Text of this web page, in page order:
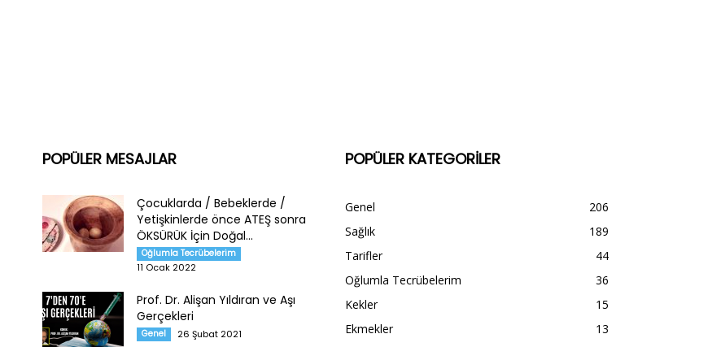
POPÜLER MESAJLAR
Çocuklarda / Bebeklerde /
Yetişkinlerde önce ATEŞ sonra
ÖKSÜRÜK İçin Doğal...
Oğlumla Tecrübelerim
11 Ocak 2022
Prof. Dr. Alişan Yıldıran ve Aşı
Gerçekleri
Genel 26 Şubat 2021
POPÜLER KATEGORİLER
Genel
206
Sağlık
189
Tarifler
44
Oğlumla Tecrübelerim
36
Kekler
15
Ekmekler
13